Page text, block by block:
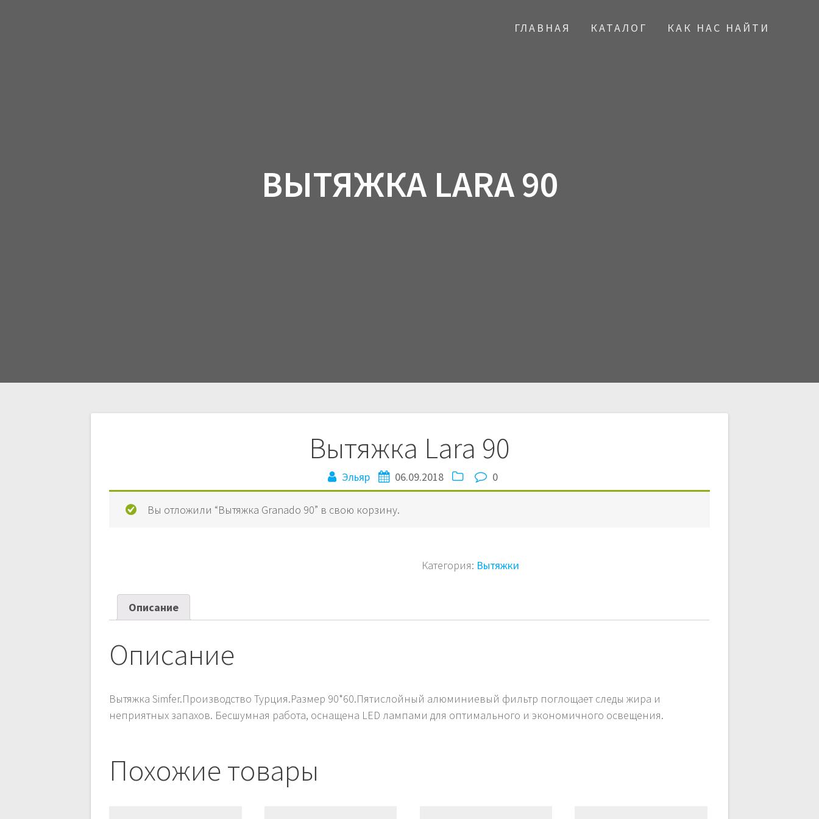
ГЛАВНАЯ КАТАЛОГ КАК НАС НАЙТИ
ВЫТЯЖКА LARA 90
Вытяжка Lara 90
Эльяр 06.09.2018 0
Вы отложили “Вытяжка Granado 90” в свою корзину.
Категория: Вытяжки
Описание
Описание
Вытяжка Simfer.Производство Турция.Размер 90*60.Пятислойный алюминиевый фильтр поглощает следы жира и
неприятных запахов. Бесшумная работа, оснащена LED лампами для оптимального и экономичного освещения.
Похожие товары
по
записям